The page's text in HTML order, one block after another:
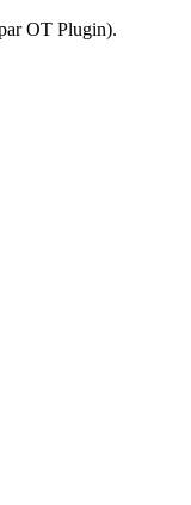
OT Plugin).